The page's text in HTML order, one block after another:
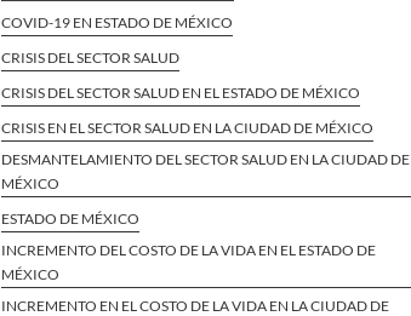
COVID-19 EN ESTADO DE MÉXICO
CRISIS DEL SECTOR SALUD
CRISIS DEL SECTOR SALUD EN EL ESTADO DE MÉXICO
CRISIS EN EL SECTOR SALUD EN LA CIUDAD DE MÉXICO
DESMANTELAMIENTO DEL SECTOR SALUD EN LA CIUDAD DE
MÉXICO
ESTADO DE MÉXICO
INCREMENTO DEL COSTO DE LA VIDA EN EL ESTADO DE
MÉXICO
INCREMENTO EN EL COSTO DE LA VIDA EN LA CIUDAD DE